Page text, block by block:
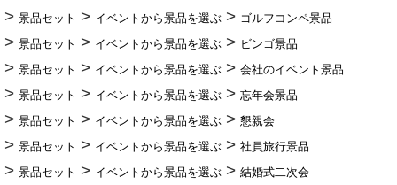
景品セット
イベントから景品を選ぶ
ゴルフコンペ景品
景品セット
イベントから景品を選ぶ
ビンゴ景品
景品セット
イベントから景品を選ぶ
会社のイベント景品
景品セット
イベントから景品を選ぶ
忘年会景品
景品セット
イベントから景品を選ぶ
懇親会
景品セット
イベントから景品を選ぶ
社員旅行景品
景品セット
イベントから景品を選ぶ
結婚式二次会